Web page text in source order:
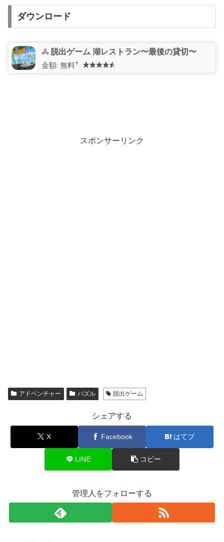
ダウンロード
脱出ゲーム 湖レストラン〜最後の貸切〜
金額: 無料+
スポンサーリンク
アドベンチャー パズル 脱出ゲーム
シェアする
X Facebook はてブ
LINE コピー
管理人をフォローする